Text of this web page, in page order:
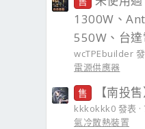
1300W、
550W、台
wcTPEbuilder
電源供應器
售 【南投
kkkokkk0 發表
氣冷散熱裝置